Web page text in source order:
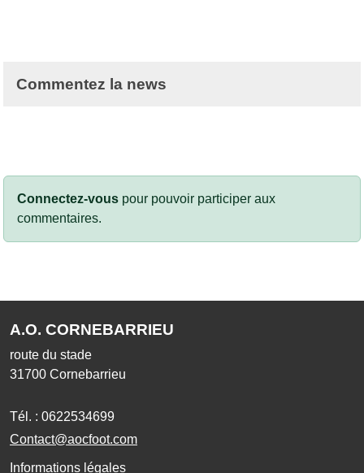
Commentez la news
Connectez-vous pour pouvoir participer aux
commentaires.
A.O. CORNEBARRIEU
route du stade
31700 Cornebarrieu
Tél. : 0622534699
Contact@aocfoot.com
Informations légales